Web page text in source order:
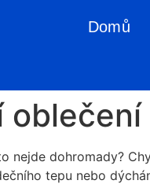
Domů
oblečení
nejde dohromady?
tepu nebo